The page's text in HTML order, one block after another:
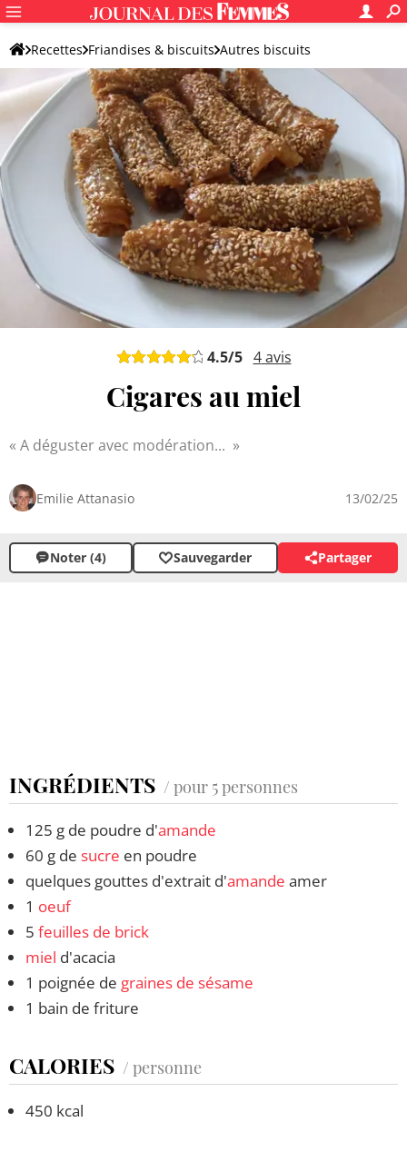
Recettes Friandises & biscuits Autres biscuits
Biscuit original
4.5/5 4avis
Cigares au miel
A déguster avec modération...
Emilie Attanasio 13/02/25
Noter (4) Sauvegarder Partager
INGRÉDIENTS / pour 5 personnes
125 g de poudre d'amande
60 g de sucre en poudre
quelques gouttes d'extrait d'amande amer
1 oeuf
5 feuilles de brick
miel d'acacia
1 poignée de graines de sésame
1 bain de friture
CALORIES / personne
450 kcal